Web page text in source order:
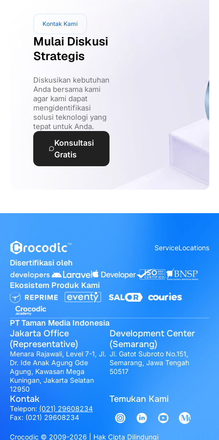
Kontak Kami
Mulai Diskusi
Strategis
Diskusikan kebutuhan
Anda bersama kami
agar kami dapat
mengidentifikasi
solusi teknologi yang
tepat untuk Anda.
Konsultasi
Gratis
ServiceLocations
Disertifikasi oleh
Ekosistem Produk Kami
PT Taman Media Indonesia
Jakarta Office
(Representative)
Menara Rajawali, Level 7-1, Jl.
Dr. Ide Anak Agung Gde
Agung, Kawasan Mega
Kuningan, Jakarta Selatan
12950
Development Center
(Semarang)
Jl. Gatot Subroto No.151,
Semarang, Jawa Tengah
50517
Kontak
Telepon: (021) 29608234
Fax: (021) 29608234
Temukan Kami
Crocodic © 2009-2026 | Hak Cipta Dilindungi